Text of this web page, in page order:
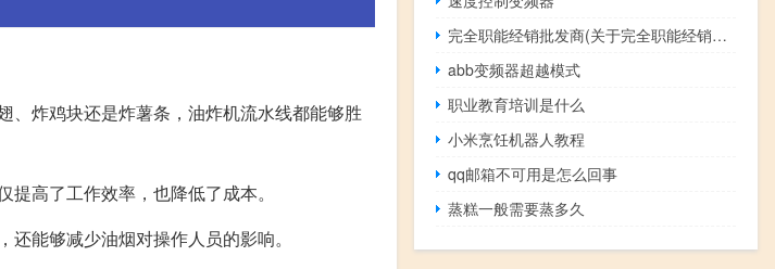
、炸鸡块还是炸薯条，油炸机流水线都能够胜
高了工作效率，也降低了成本。
能够减少油烟对操作人员的影响。
完全职能经销批发商(关于完全职能经销批发商简述)
abb变频器超越模式
职业教育培训是什么
小米烹饪机器人教程
qq邮箱不可用是怎么回事
蒸糕一般需要蒸多久